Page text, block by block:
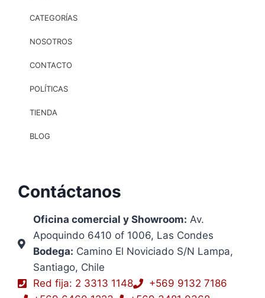
Contáctanos
Oficina comercial y Showroom: Av.
Apoquindo 6410 of 1006, Las Condes
Bodega: Camino El Noviciado S/N Lampa,
Santiago, Chile
Red fija: 2 3313 1148
+569 9132 7186
CATEGORÍAS
NOSOTROS
CONTACTO
POLÍTICAS
TIENDA
BLOG